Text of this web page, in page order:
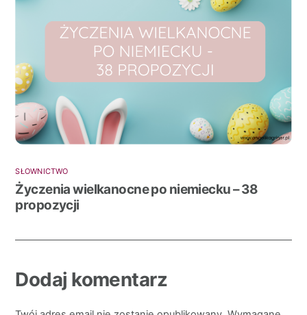
SŁOWNICTWO
Życzenia wielkanocne po niemiecku – 38
propozycji
Dodaj komentarz